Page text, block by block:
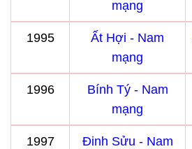
mạng
1995
Ất Hợi - Nam
mạng
1996
Bính Tý - Nam
mạng
1997
Đinh Sửu - Nam